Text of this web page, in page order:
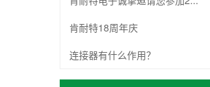
肯耐特18周年庆
连接器有什么作用？